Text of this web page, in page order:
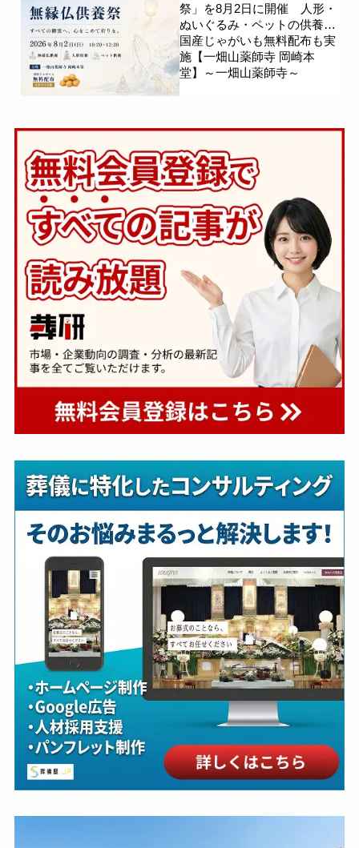
祭」を8月2日に開催 人形・
ぬいぐるみ・ペットの供養、
国産じゃがいも無料配布も実
施【一畑山薬師寺 岡崎本
堂】～一畑山薬師寺～